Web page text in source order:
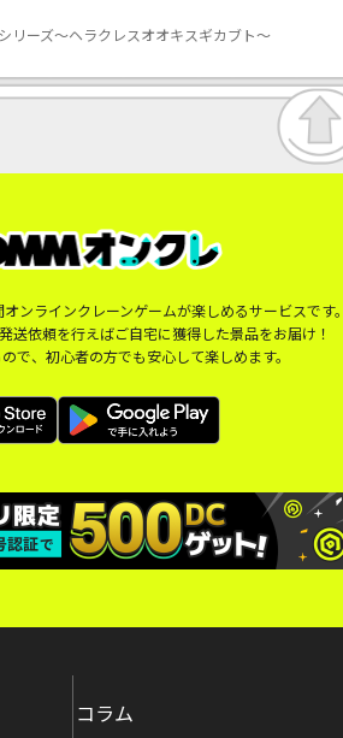
リーズ～ヘラクレスオオキスギカブト～
ンラインクレーンゲームが楽しめるサービスです
送依頼を行えばご自宅に獲得した景品をお届け！
で、初心者の方でも安心して楽しめます。
コラム